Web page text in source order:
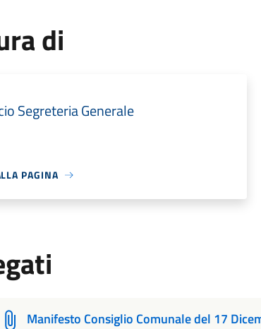
di
Segreteria Generale
PAGINA
Manifesto Consiglio Comunale del 17